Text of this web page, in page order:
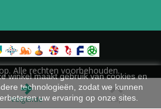
winkel maakt gebruik van cookies en
technologieën, zodat we kunnen
uw ervaring op onze sites.
Alle rechten voorbehouden.
Volgende Top